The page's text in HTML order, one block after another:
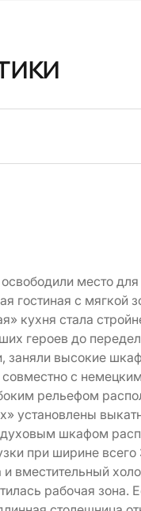
место
гостиная с мягкой
кухня стала
героев до
заняли высокие
совместно с
рельефом
установлены
шкафом
при ширине
вместительный
рабочая